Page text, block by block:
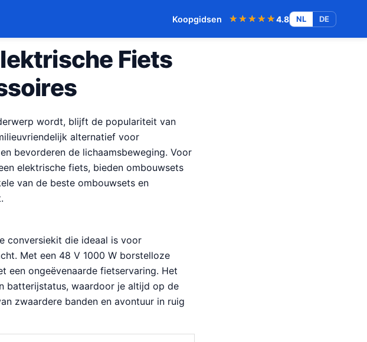
Koopgidsen ★★★★★
★★★★★4.8 NL DE
Fiets
wordt, blijft de populariteit van
alternatief voor
bevorderen de lichaamsbeweging. Voor
elektrische fiets, bieden ombouwsets
van de beste ombouwsets en
conversiekit die ideaal is voor
Met een 48 V 1000 W borstelloze
een ongeëvenaarde fietservaring. Het
batterijstatus, waardoor je altijd op de
zwaardere banden en avontuur in ruig